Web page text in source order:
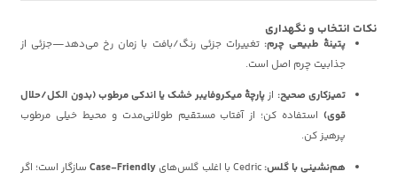
نکات انتخاب و نگهداری
پتینهٔ طبیعی چرم: تغییرات جزئی رنگ/بافت با زمان رخ می‌دهد—جزئی از
جذابیت چرم اصل است.
تمیزکاری صحیح: از پارچهٔ میکروفایبر خشک یا اندکی مرطوب (بدون الکل/حلال
قوی) استفاده کن؛ از آفتاب مستقیم طولانی‌مدت و محیط خیلی مرطوب
پرهیز کن.
هم‌نشینی با گلس: Cedric با اغلب گلس‌های Case-Friendlyسازگار است؛ اگر